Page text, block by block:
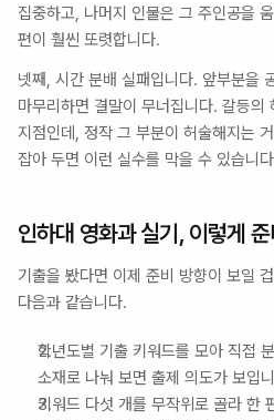
집중하고, 나머지 인물은 그 주인공을
편이 훨씬 또렷합니다.
넷째, 시간 분배 실패입니다. 앞부분을
마무리하면 결말이 무너집니다. 갈등의
지점인데, 정작 그 부분이 허술해지는
잡아 두면 이런 실수를 막을 수 있습니
인하대 영화과 실기, 이렇게
기출을 봤다면 이제 준비 방향이 보일
다음과 같습니다.
학년도별 기출 키워드를 모아 직접
소재로 나눠 보면 출제 의도가 보입
키워드 다섯 개를 무작위로 골라 한